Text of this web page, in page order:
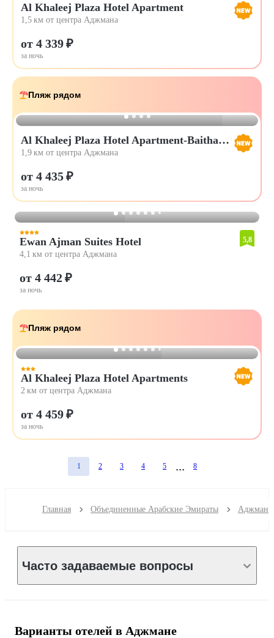
Al Khaleej Plaza Hotel Apartment
1,5 км от центра Аджмана
от 4 339 ₽
за ночь
Пляж рядом
Al Khaleej Plaza Hotel Apartment-Baithans Group
1,9 км от центра Аджмана
от 4 435 ₽
за ночь
Ewan Ajman Suites Hotel
4,1 км от центра Аджмана
5,8
от 4 442 ₽
за ночь
Пляж рядом
Al Khaleej Plaza Hotel Apartments
2 км от центра Аджмана
от 4 459 ₽
за ночь
1 2 3 4 5 8
Главная Объединенные Арабские Эмираты Аджман
Часто задаваемые вопросы
Варианты отелей в Аджмане